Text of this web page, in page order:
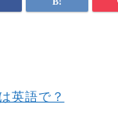
英語で？